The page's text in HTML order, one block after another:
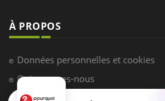
À PROPOS
Données personnelles et cookies
Qui sommes-nous
Conditions d'utilisation